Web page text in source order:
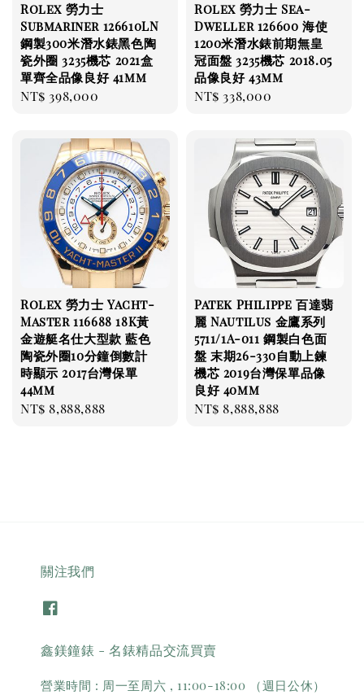
Rolex 勞力士
Submariner 126610LN
鋼製300米潛水錶黑色陶
瓷外圈 3235機芯 2021盒
單齊全品像良好 41mm
Regular
NT$ 398,000
Rolex 勞力士 Sea-
Dweller 126600 海使
1200米潛水錶前期無皇
冠面盤 3235機芯 2018.05
品像良好 43mm
Regular
NT$ 338,000
Rolex 勞力士 Yacht-
Master 116688 18K黃
金遊艇名仕大型款 藍色
陶瓷外圈10分鐘倒數計
時顯示 2017台灣保單
44mm
Regular
NT$ 8,888,888
Patek Philippe 百達翡
麗 Nautilus 金鷹系列
5711/1A-011 鋼製白色面
盤 末期26-330自動上鍊
機芯 2019台灣保單品像
良好 40mm
Regular
NT$ 8,888,888
關注我們
鑫鎂鐘錶 - 名錶精品交流買賣
營業時間 : 周一至周六 , 11:00-18:00 （週日公休）